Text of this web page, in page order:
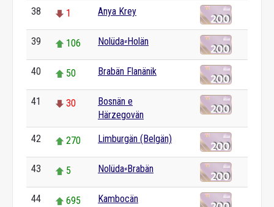
38 1 Anya Krey
39 106 Nolüda⸗Holän
40 50 Brabän Flanänik
41 30
Bosnän e
Härzegovän
42 270 Limburgän (Belgän)
43 5 Nolüda⸗Brabän
44 695 Kambocän